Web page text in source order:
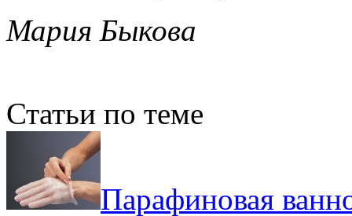
Мария Быкова
Статьи по теме
Парафиновая